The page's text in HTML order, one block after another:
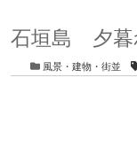
石垣島 夕
カテゴリー
風景・建物・街並